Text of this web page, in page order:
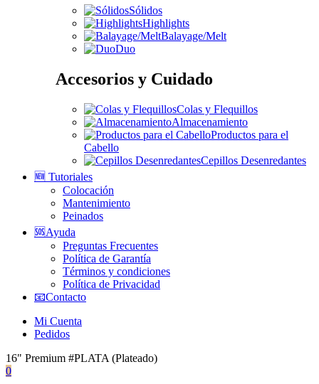
Sólidos
Highlights
Balayage/Melt
Duo
Accesorios y Cuidado
Colas y Flequillos
Almacenamiento
Productos para el
Cabello
Cepillos Desenredantes
🆕 Tutoriales
Colocación
Mantenimiento
Peinados
🆘Ayuda
Preguntas Frecuentes
Política de Garantía
Términos y condiciones
Política de Privacidad
📧Contacto
Mi Cuenta
Pedidos
16" Premium #PLATA (Plateado)
0